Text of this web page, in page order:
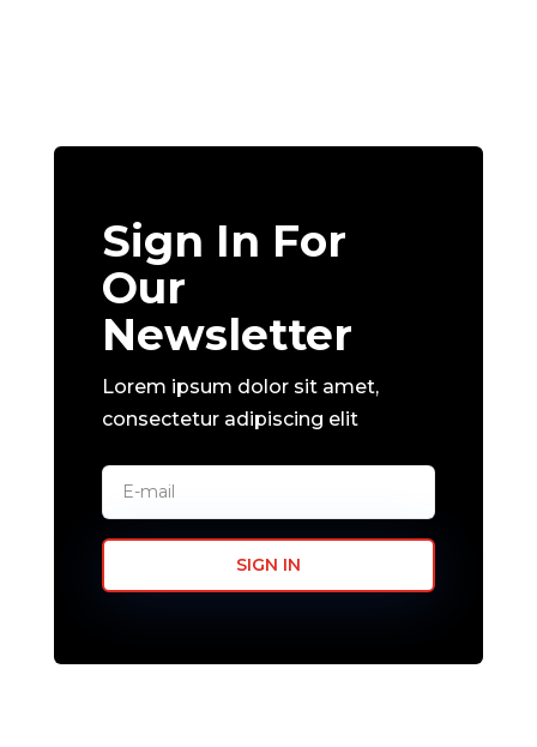
Sign In For
Our
Newsletter
Lorem ipsum dolor sit amet,
consectetur adipiscing elit
SIGN IN